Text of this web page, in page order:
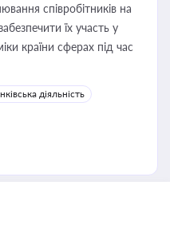
співробітників на
їх участь у
країни сферах під час
діяльність